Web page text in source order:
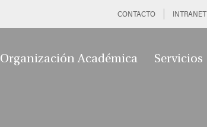
CONTACTO INTRANET
Organización Académica Servicios